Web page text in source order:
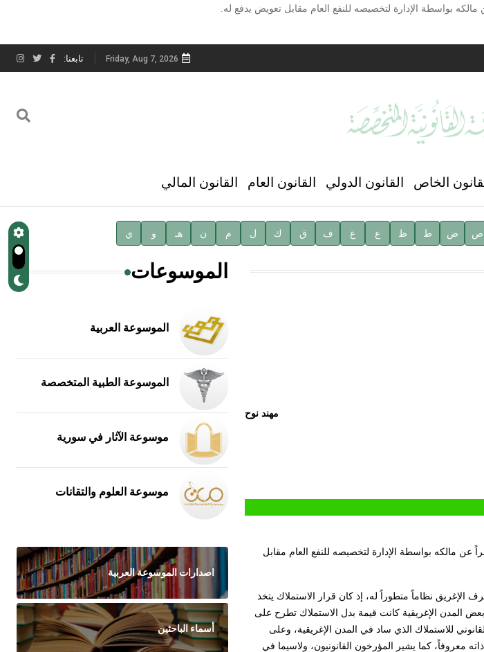
بواسطة الإدارة لتخصيصه للنفع العام مقابل تعويض يدفع له.
Friday, Aug 7, 2026 تابعنا:
الخاص القانون الدولي القانون العام القانون المالي
ص ض ط ظ ع غ ف ق ك ل م ن هـ و ي
مهند نوح
عن مالكه بواسطة الإدارة لتخصيصه للنفع العام مقابل
الإغريق نظاماً متطوراً له، إذ كان قرار الاستملاك يتخذ
المدن الإغريقية كانت قيمة بدل الاستملاك تطرح على
للاستملاك الذي ساد في المدن الإغريقية، وعلى
معروفاً، كما يشير المؤرخون القانونيون، ولاسيما في
الموسوعات
الموسوعة العربية
الموسوعة الطبية المتخصصة
موسوعة الآثار في سورية
موسوعة العلوم والتقانات
اصدارات الموسوعة العربية
أسماء الباحثين